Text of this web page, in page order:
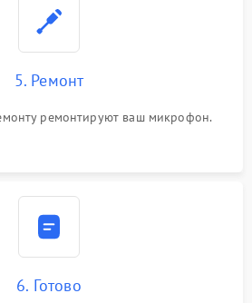
5. Ремонт
ремонтируют ваш микрофон.
6. Готово